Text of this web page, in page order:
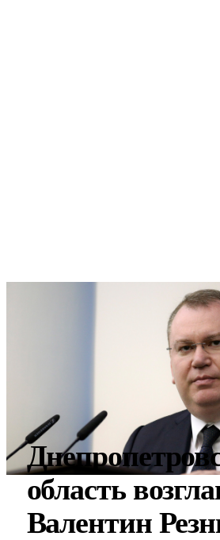
область
Валентин